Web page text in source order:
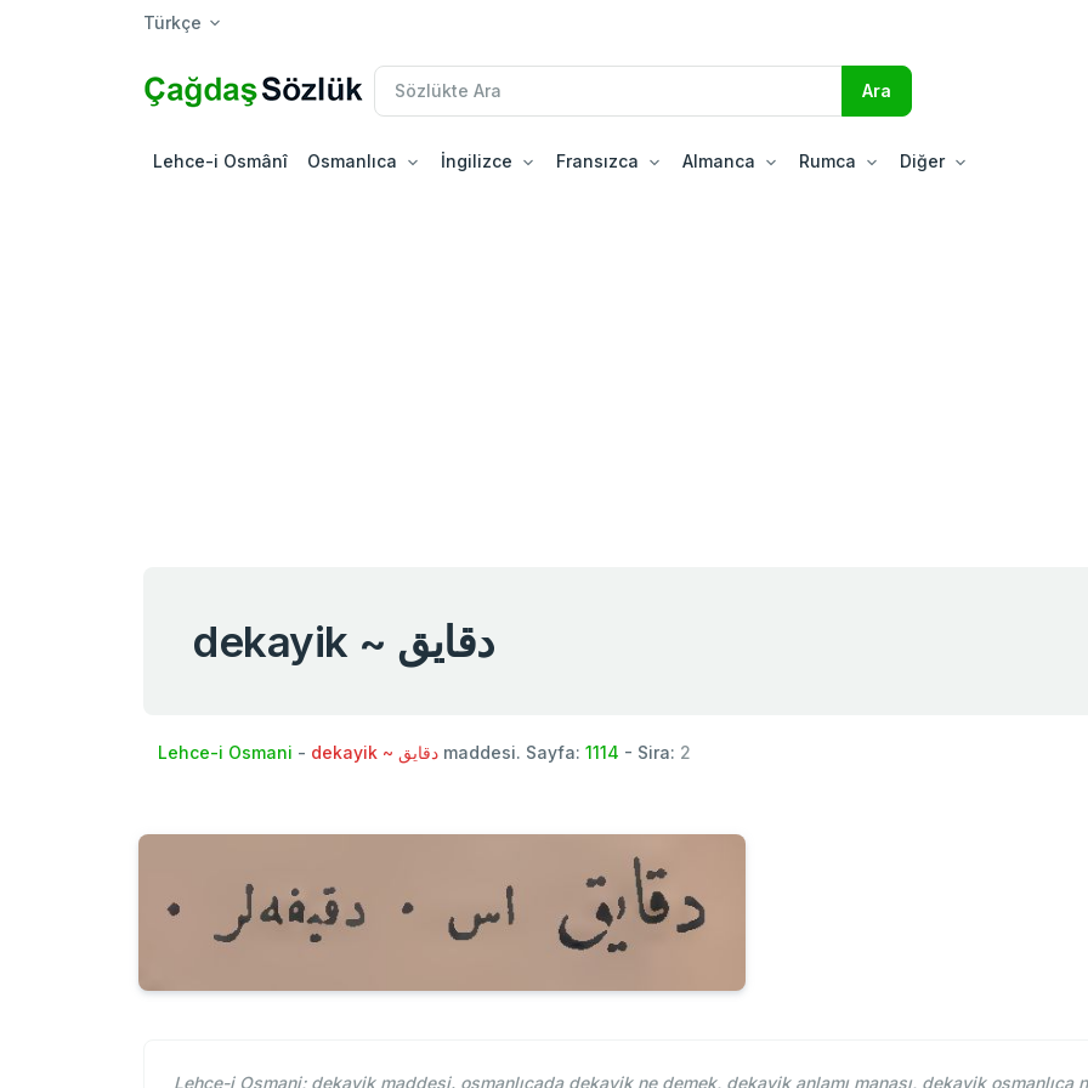
Türkçe
Lehce-i Osmânî Osmanlıca İngilizce Fransızca Almanca Rumca Diğer
dekayik ~ دقايق
Lehce-i Osmani - dekayik ~ دقايق maddesi. Sayfa: 1114 - Sira: 2
Lehce-i Osmani; dekayik maddesi. osmanlıcada dekayik ne demek, dekayik anlamı manası, dekayik osmanlıca